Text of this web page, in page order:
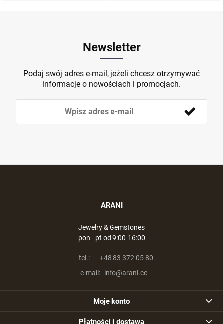
Newsletter
Podaj swój adres e-mail, jeżeli chcesz otrzymywać
informacje o nowościach i promocjach.
ARANI
Jewelry & Gemstones
pon - pt od 9:00-16:00
tel.:
+48 83 372 05 80
e-mail: info@arani.cc
Moje konto
Płatności i dostawa